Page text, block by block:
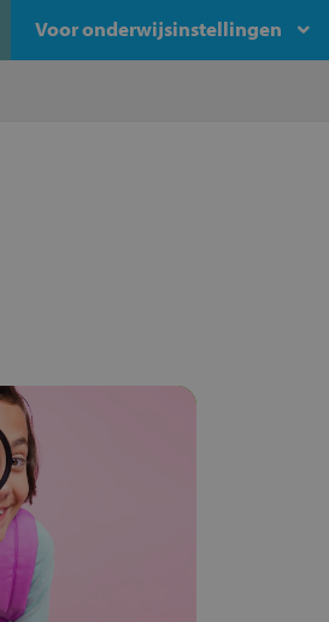
Voor onderwijsinstellingen